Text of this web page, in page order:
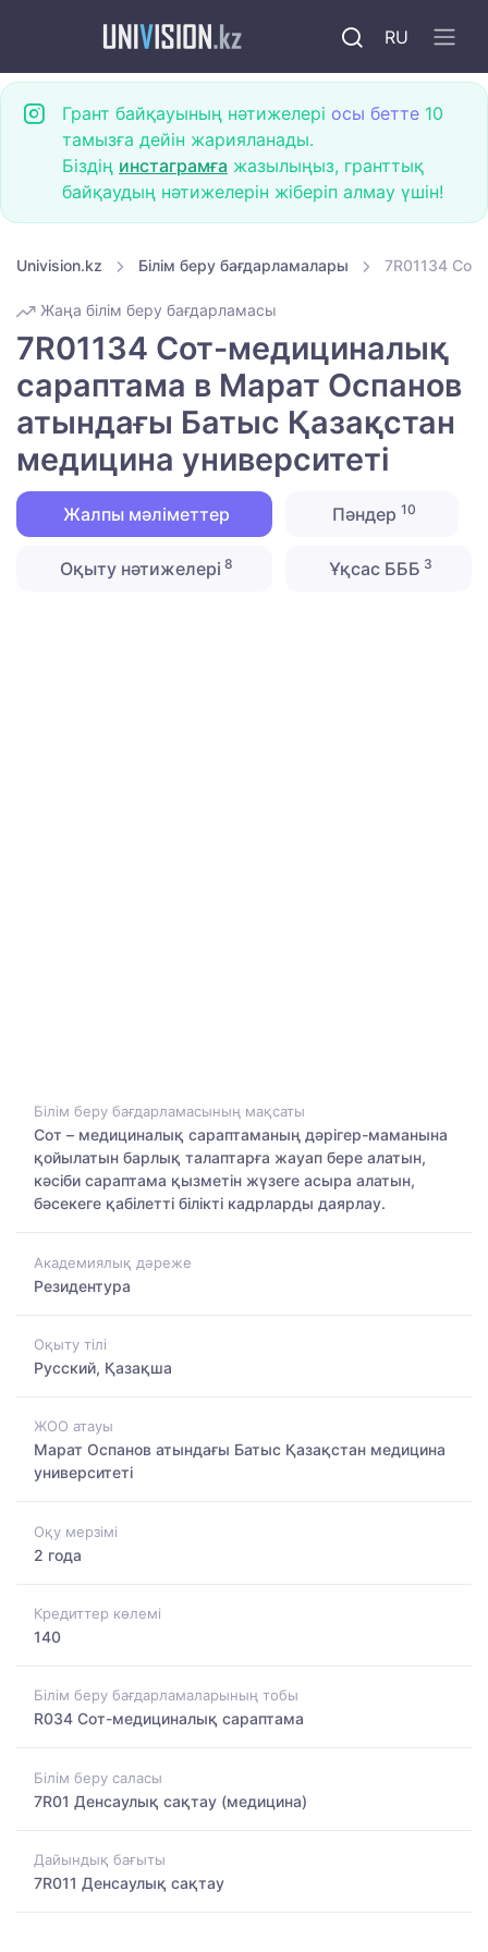
RU
Грант байқауының нәтижелері осы бетте 10
тамызға дейін жарияланады.
Біздің инстаграмға жазылыңыз, гранттық
байқаудың нәтижелерін жіберіп алмау үшін!
Univision.kz Білім беру бағдарламалары 7R01134
Жаңа білім беру бағдарламасы
7R01134 Сот-медициналық
сараптама в Марат Оспанов
атындағы Батыс Қазақстан
медицина университеті
Жалпы мәліметтер Пәндер 10
Оқыту нәтижелері 8 Ұқсас БББ 3
Білім беру бағдарламасының мақсаты
Сот – медициналық сараптаманың дәрігер-маманына
қойылатын барлық талаптарға жауап бере алатын,
кәсіби сараптама қызметін жүзеге асыра алатын,
бәсекеге қабілетті білікті кадрларды даярлау.
Академиялық дәреже
Резидентура
Оқыту тілі
Русский, Қазақша
ЖОО атауы
Марат Оспанов атындағы Батыс Қазақстан медицина
университеті
Оқу мерзімі
2 года
Кредиттер көлемі
140
Білім беру бағдарламаларының тобы
R034 Сот-медициналық сараптама
Білім беру саласы
7R01 Денсаулық сақтау (медицина)
Дайындық бағыты
7R011 Денсаулық сақтау